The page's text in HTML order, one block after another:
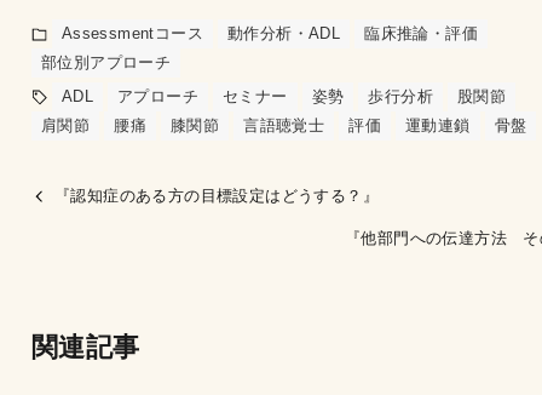
Assessmentコース 動作分析・ADL
臨床推論・評価
部位別アプローチ
ADL
アプローチ セミナー 姿勢 歩行分析
股関節
肩関節
腰痛 膝関節 言語聴覚士 評価 運動連鎖 骨盤
『認知症のある方の目標設定はどうする？』
『他部門への伝達方法
関連記事